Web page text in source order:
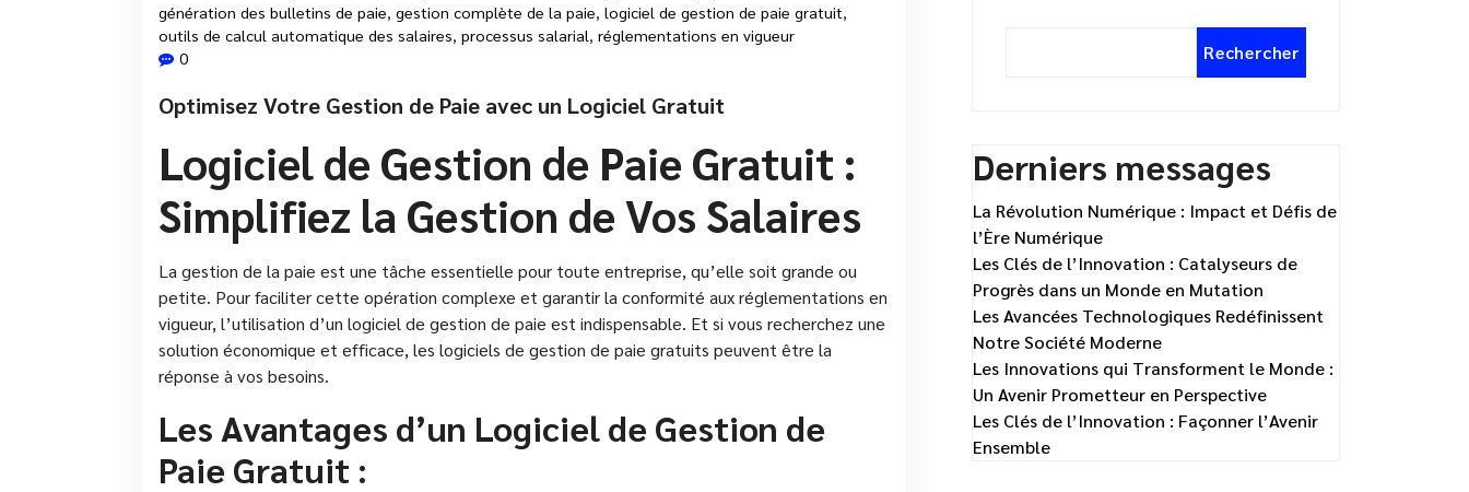
génération des bulletins de paie, gestion complète de la paie, logiciel de gestion de paie gratuit,
outils de calcul automatique des salaires, processus salarial, réglementations en vigueur
0
Optimisez Votre Gestion de Paie avec un Logiciel Gratuit
Logiciel de Gestion de Paie Gratuit :
Simplifiez la Gestion de Vos Salaires
La gestion de la paie est une tâche essentielle pour toute entreprise, qu’elle soit grande ou
petite. Pour faciliter cette opération complexe et garantir la conformité aux réglementations en
vigueur, l’utilisation d’un logiciel de gestion de paie est indispensable. Et si vous recherchez une
solution économique et efficace, les logiciels de gestion de paie gratuits peuvent être la
réponse à vos besoins.
Les Avantages d’un Logiciel de Gestion de
Paie Gratuit :
Rechercher
Derniers messages
La Révolution Numérique : Impact et Défis de
l’Ère Numérique
Les Clés de l’Innovation : Catalyseurs de
Progrès dans un Monde en Mutation
Les Avancées Technologiques Redéfinissent
Notre Société Moderne
Les Innovations qui Transforment le Monde :
Un Avenir Prometteur en Perspective
Les Clés de l’Innovation : Façonner l’Avenir
Ensemble